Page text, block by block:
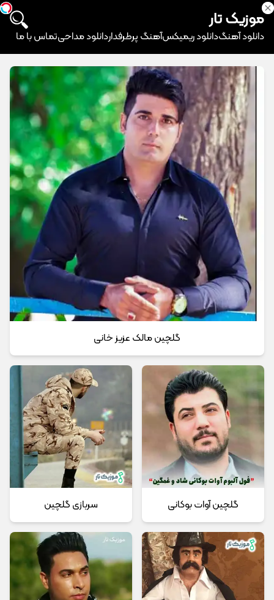
موزیک تار
دانلود آهنگدانلود ریمیکسآهنگ پرطرفداردانلود مداحیتماس با ما
گلچین مالک عزیز خانی
گلچین آوات بوکانی سربازی گلچین